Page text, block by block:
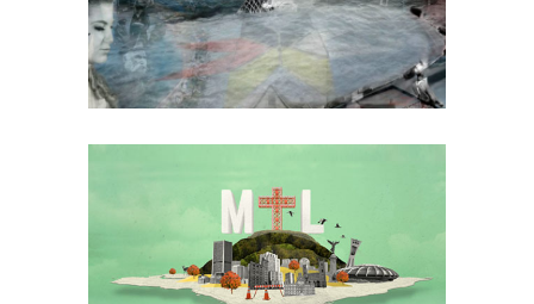
Installation·Site web·Web documentaire·
Web série
MTL – LA SÉRIE
Application·Site web·Web série